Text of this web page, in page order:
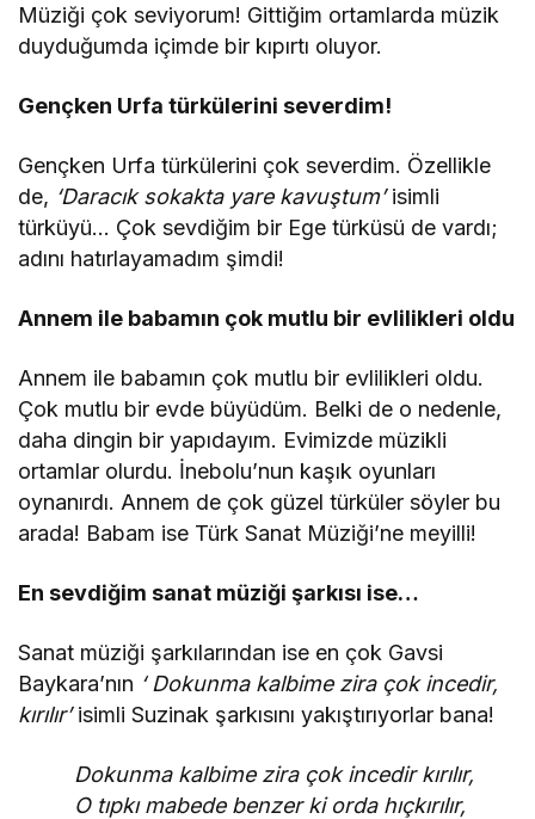
Müziği çok seviyorum! Gittiğim ortamlarda müzik
duyduğumda içimde bir kıpırtı oluyor.
Gençken Urfa türkülerini severdim!
Gençken Urfa türkülerini çok severdim. Özellikle
de, ‘Daracık sokakta yare kavuştum’isimli
türküyü… Çok sevdiğim bir Ege türküsü de vardı;
adını hatırlayamadım şimdi!
Annem ile babamın çok mutlu bir evlilikleri oldu
Annem ile babamın çok mutlu bir evlilikleri oldu.
Çok mutlu bir evde büyüdüm. Belki de o nedenle,
daha dingin bir yapıdayım. Evimizde müzikli
ortamlar olurdu. İnebolu’nun kaşık oyunları
oynanırdı. Annem de çok güzel türküler söyler bu
arada! Babam ise Türk Sanat Müziği’ne meyilli!
En sevdiğim sanat müziği şarkısı ise…
Sanat müziği şarkılarından ise en çok Gavsi
Baykara’nın ‘ Dokunma kalbime zira çok incedir,
kırılır’isimli Suzinak şarkısını yakıştırıyorlar bana!
Dokunma kalbime zira çok incedir kırılır,
O tıpkı mabede benzer ki orda hıçkırılır,